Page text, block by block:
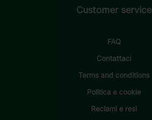
Customer service
FAQ
Contattaci
Terms and conditions
Politica e cookie
Reclami e resi